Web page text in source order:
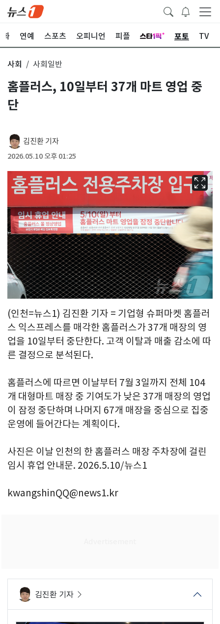
화 연예 스포츠 오피니언 피플 포토 TV
사회 사회일반
홈플러스, 10일부터 37개 마트 영업 중
단
김진환 기자
2026.05.10 오후 01:25
(인천=뉴스1) 김진환 기자 = 기업형 슈퍼마켓 홈플러
스 익스프레스를 매각한 홈플러스가 37개 매장의 영
업을 10일부터 중단한다. 고객 이탈과 매출 감소에 따
른 결정으로 분석된다.
홈플러스에 따르면 이날부터 7월 3일까지 전체 104
개 대형마트 매장 중 기여도가 낮은 37개 매장의 영업
이 잠정 중단하며 나머지 67개 매장을 중심으로 집중
운영에 들어간다는 계획이다.
사진은 이날 인천의 한 홈플러스 매장 주차장에 걸린
임시 휴업 안내문. 2026.5.10/뉴스1
kwangshinQQ@news1.kr
김진환 기자